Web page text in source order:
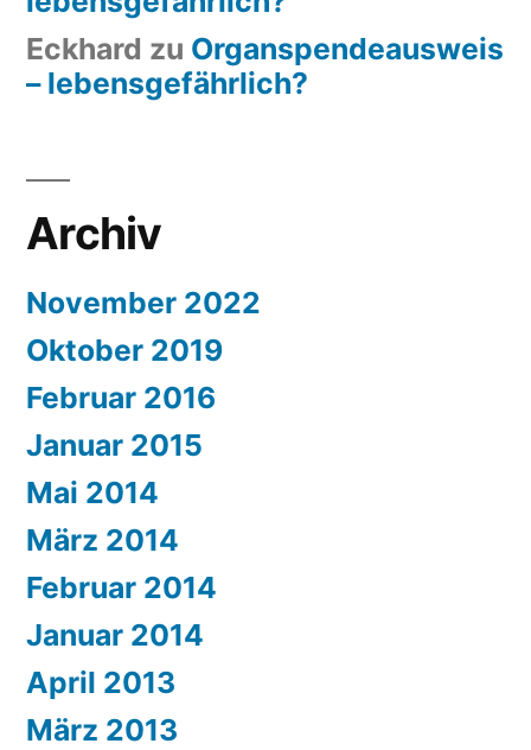
Eckhard zu Organspendeausweis
– lebensgefährlich?
Archiv
November 2022
Oktober 2019
Februar 2016
Januar 2015
Mai 2014
März 2014
Februar 2014
Januar 2014
April 2013
März 2013